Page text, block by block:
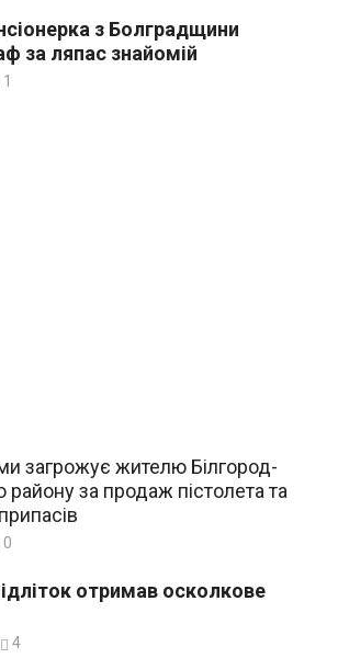
за ляпас знайомій
1
загрожує жителю Білгород-
району за продаж пістолета та
0
отримав осколкове
4